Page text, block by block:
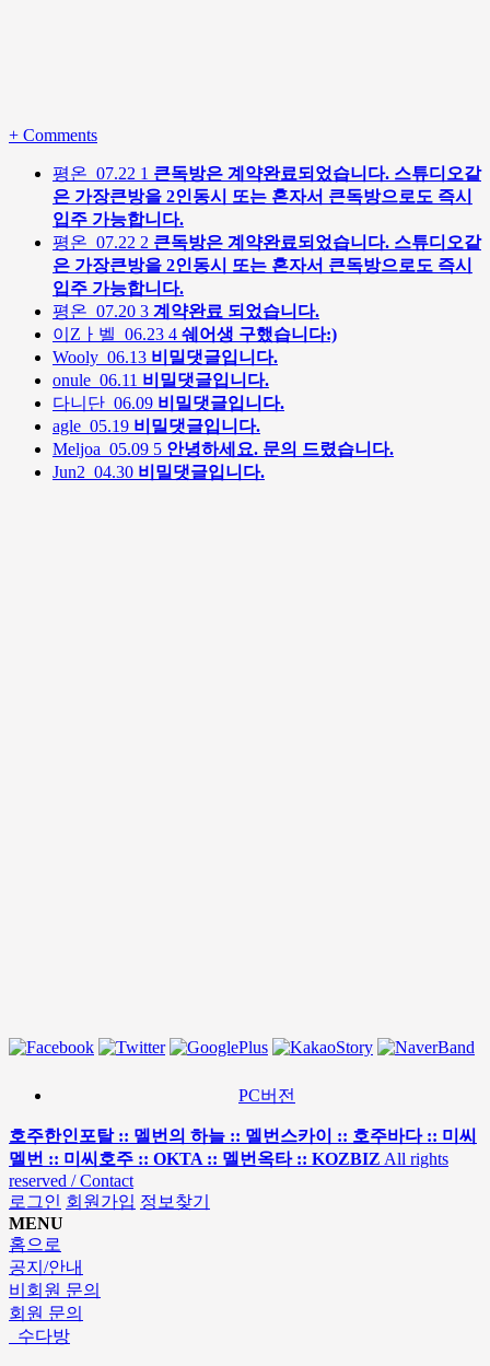
+ Comments
평온 07.22 1 큰독방은 계약완료되었습니다. 스튜디오같
은 가장큰방을 2인동시 또는 혼자서 큰독방으로도 즉시
입주 가능합니다.
평온 07.22 2 큰독방은 계약완료되었습니다. 스튜디오같
은 가장큰방을 2인동시 또는 혼자서 큰독방으로도 즉시
입주 가능합니다.
평온 07.20 3 계약완료 되었습니다.
이Zㅏ벨 06.23 4 쉐어생 구했습니다:)
Wooly 06.13 비밀댓글입니다.
onule 06.11 비밀댓글입니다.
다니단 06.09 비밀댓글입니다.
agle 05.19 비밀댓글입니다.
Meljoa 05.09 5 안녕하세요. 문의 드렸습니다.
Jun2 04.30 비밀댓글입니다.
PC버전
호주한인포탈 :: 멜번의 하늘 :: 멜번스카이 :: 호주바다 :: 미씨
멜번 :: 미씨호주 :: OKTA :: 멜번옥타 :: KOZBIZ All rights
reserved / Contact
로그인 회원가입 정보찾기
MENU
홈으로
공지/안내
비회원 문의
회원 문의
수다방